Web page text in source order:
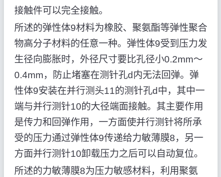
接触件可以完全接触。
所述的弹性体9材料为橡胶、聚氨酯等弹性聚合
物高分子材料的任意一种。弹性体9受到压力发
生径向膨胀时，外径尺寸要比孔径小0.2mm～
0.4mm，防止堵塞在测针孔d内无法回弹。弹
性体9安装在并行测头11的测针孔d中，其中一
端与并行测针10的大径端面接触。其主要作用
是传力和回弹作用，一方面使并行测针将所承
受的压力通过弹性体9传递给力敏薄膜8，另一
方面并行测针10卸载压力之后可以自动复位。
所述的力敏薄膜8为压力敏感材料，利用聚氨